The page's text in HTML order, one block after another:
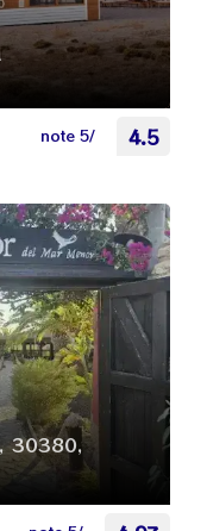
note 5/ 4.5
30380,